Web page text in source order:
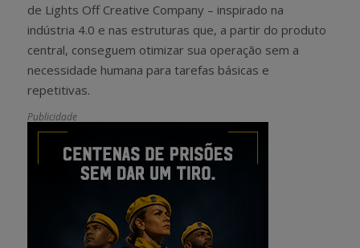
de Lights Off Creative Company – inspirado na
indústria 4.0 e nas estruturas que, a partir do produto
central, conseguem otimizar sua operação sem a
necessidade humana para tarefas básicas e
repetitivas.
Publicidade